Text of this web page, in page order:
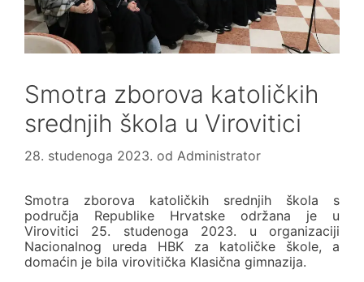
Smotra zborova katoličkih
srednjih škola u Virovitici
28. studenoga 2023. od Administrator
Smotra zborova katoličkih srednjih škola s
područja Republike Hrvatske održana je u
Virovitici 25. studenoga 2023. u organizaciji
Nacionalnog ureda HBK za katoličke škole, a
domaćin je bila virovitička Klasična gimnazija.